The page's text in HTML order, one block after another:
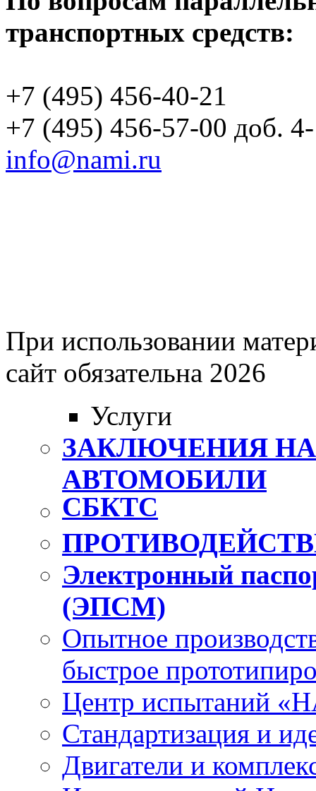
транспортных средств:
+7 (495) 456-40-21
+7 (495) 456-57-00 доб.
info@nami.ru
При использовании
сайт обязательна 2026
Услуги
ЗАКЛЮЧЕНИЯ
АВТОМОБИЛИ
СБКТС
Электронный
(ЭПСМ)
Опытное
быстрое
Центр испытаний
Стандартизация и
Двигатели и